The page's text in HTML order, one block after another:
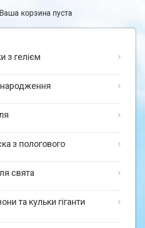
Ваша корзина пуста
з гелієм
з пологового
свята
та кульки гіганти